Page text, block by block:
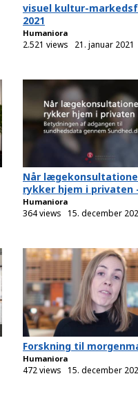
visuel kultur-
2021
Humaniora
2.521 views 21. januar 2021
Når
rykker hjem i privaten
Humaniora
364 views 15. december
Forskning til
Humaniora
472 views 15. december